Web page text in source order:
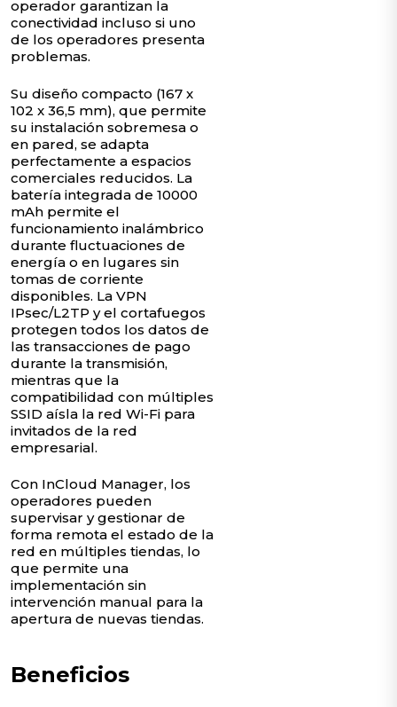
operador garantizan la
conectividad incluso si uno
de los operadores presenta
problemas.
Su diseño compacto (167 x
102 x 36,5 mm), que permite
su instalación sobremesa o
en pared, se adapta
perfectamente a espacios
comerciales reducidos. La
batería integrada de 10000
mAh permite el
funcionamiento inalámbrico
durante fluctuaciones de
energía o en lugares sin
tomas de corriente
disponibles. La VPN
IPsec/L2TP y el cortafuegos
protegen todos los datos de
las transacciones de pago
durante la transmisión,
mientras que la
compatibilidad con múltiples
SSID aísla la red Wi-Fi para
invitados de la red
empresarial.
Con InCloud Manager, los
operadores pueden
supervisar y gestionar de
forma remota el estado de la
red en múltiples tiendas, lo
que permite una
implementación sin
intervención manual para la
apertura de nuevas tiendas.
Beneficios